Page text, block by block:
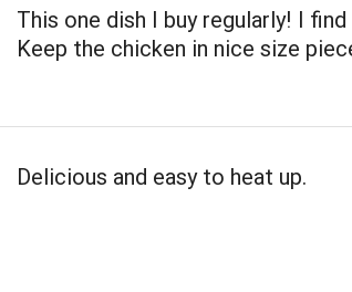
This one dish I buy regularly! I
Keep the chicken in nice size
Delicious and easy to heat up.